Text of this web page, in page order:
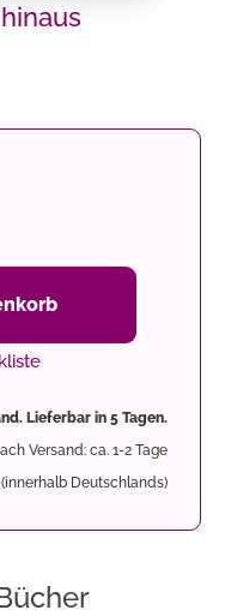
Lieferbar in 5 Tagen.
Versand: ca. 1-2 Tage
Deutschlands)